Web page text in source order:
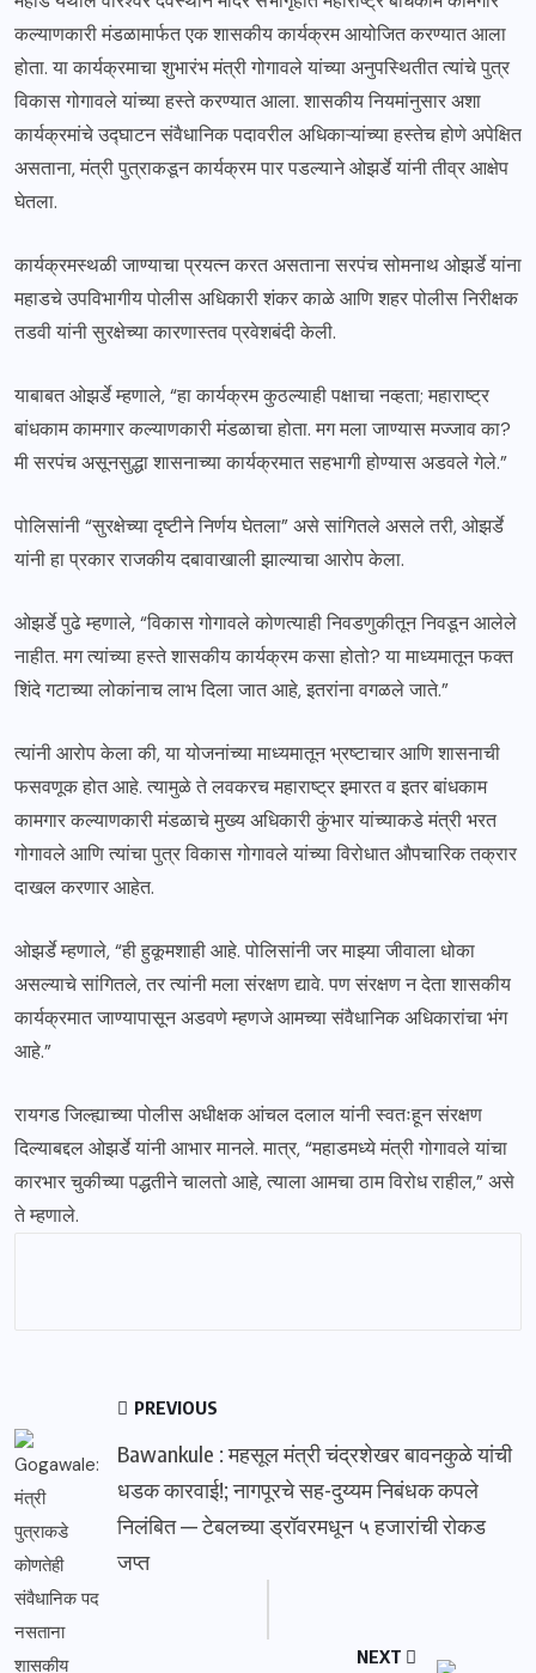
कल्याणकारी मंडळामार्फत एक शासकीय कार्यक्रम आयोजित करण्यात आला
होता. या कार्यक्रमाचा शुभारंभ मंत्री गोगावले यांच्या अनुपस्थितीत त्यांचे पुत्र
विकास गोगावले यांच्या हस्ते करण्यात आला. शासकीय नियमांनुसार अशा
कार्यक्रमांचे उद्घाटन संवैधानिक पदावरील अधिकाऱ्यांच्या हस्तेच होणे अपेक्षित
असताना, मंत्री पुत्राकडून कार्यक्रम पार पडल्याने ओझर्डे यांनी तीव्र आक्षेप
घेतला.
कार्यक्रमस्थळी जाण्याचा प्रयत्न करत असताना सरपंच सोमनाथ ओझर्डे यांना
महाडचे उपविभागीय पोलीस अधिकारी शंकर काळे आणि शहर पोलीस निरीक्षक
तडवी यांनी सुरक्षेच्या कारणास्तव प्रवेशबंदी केली.
याबाबत ओझर्डे म्हणाले, “हा कार्यक्रम कुठल्याही पक्षाचा नव्हता; महाराष्ट्र
बांधकाम कामगार कल्याणकारी मंडळाचा होता. मग मला जाण्यास मज्जाव का?
मी सरपंच असूनसुद्धा शासनाच्या कार्यक्रमात सहभागी होण्यास अडवले गेले.”
पोलिसांनी “सुरक्षेच्या दृष्टीने निर्णय घेतला” असे सांगितले असले तरी, ओझर्डे
यांनी हा प्रकार राजकीय दबावाखाली झाल्याचा आरोप केला.
ओझर्डे पुढे म्हणाले, “विकास गोगावले कोणत्याही निवडणुकीतून निवडून आलेले
नाहीत. मग त्यांच्या हस्ते शासकीय कार्यक्रम कसा होतो? या माध्यमातून फक्त
शिंदे गटाच्या लोकांनाच लाभ दिला जात आहे, इतरांना वगळले जाते.”
त्यांनी आरोप केला की, या योजनांच्या माध्यमातून भ्रष्टाचार आणि शासनाची
फसवणूक होत आहे. त्यामुळे ते लवकरच महाराष्ट्र इमारत व इतर बांधकाम
कामगार कल्याणकारी मंडळाचे मुख्य अधिकारी कुंभार यांच्याकडे मंत्री भरत
गोगावले आणि त्यांचा पुत्र विकास गोगावले यांच्या विरोधात औपचारिक तक्रार
दाखल करणार आहेत.
ओझर्डे म्हणाले, “ही हुकूमशाही आहे. पोलिसांनी जर माझ्या जीवाला धोका
असल्याचे सांगितले, तर त्यांनी मला संरक्षण द्यावे. पण संरक्षण न देता शासकीय
कार्यक्रमात जाण्यापासून अडवणे म्हणजे आमच्या संवैधानिक अधिकारांचा भंग
आहे.”
रायगड जिल्ह्याच्या पोलीस अधीक्षक आंचल दलाल यांनी स्वतःहून संरक्षण
दिल्याबद्दल ओझर्डे यांनी आभार मानले. मात्र, “महाडमध्ये मंत्री गोगावले यांचा
कारभार चुकीच्या पद्धतीने चालतो आहे, त्याला आमचा ठाम विरोध राहील,” असे
ते म्हणाले.
PREVIOUS
Bawankule : महसूल मंत्री चंद्रशेखर बावनकुळे यांची
धडक कारवाई!; नागपूरचे सह-दुय्यम निबंधक कपले
निलंबित — टेबलच्या ड्रॉवरमधून ५ हजारांची रोकड
जप्त
NEXT